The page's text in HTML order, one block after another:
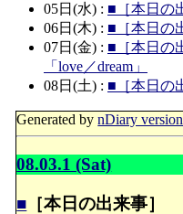
05日(水) : ■［本日の
06日(木) : ■［本日の
07日(金) : ■［本日の
「love／dream」
08日(土) : ■［本日の
Generated bynDiary
08.03.1 (Sat)
■ ［本日の出来事］